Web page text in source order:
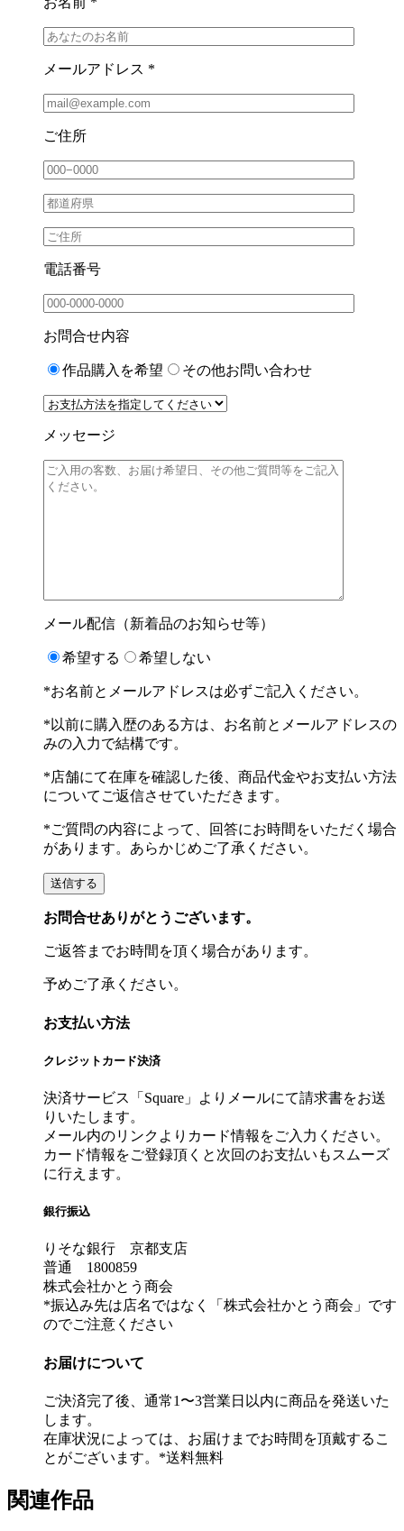
メールアドレス *
ご住所
電話番号
お問合せ内容
作品購入を希望 その他お問い合わせ
メッセージ
メール配信（新着品のお知らせ等）
希望する 希望しない
*お名前とメールアドレスは必ずご記入ください。
*以前に購入歴のある方は、お名前とメールアドレスの
みの入力で結構です。
*店舗にて在庫を確認した後、商品代金やお支払い方法
についてご返信させていただきます。
*ご質問の内容によって、回答にお時間をいただく場合
があります。あらかじめご了承ください。
お問合せありがとうございます。
ご返答までお時間を頂く場合があります。
予めご了承ください。
お支払い方法
クレジットカード決済
決済サービス「Square」よりメールにて請求書をお送
りいたします。
メール内のリンクよりカード情報をご入力ください。
カード情報をご登録頂くと次回のお支払いもスムーズ
に行えます。
銀行振込
りそな銀行 京都支店
普通 1800859
株式会社かとう商会
*振込み先は店名ではなく「株式会社かとう商会」です
のでご注意ください
お届けについて
ご決済完了後、通常1〜3営業日以内に商品を発送いた
します。
在庫状況によっては、お届けまでお時間を頂戴するこ
とがございます。*送料無料
関連作品